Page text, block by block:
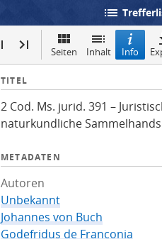
list
Seiten Inhalt Info
I
f
o
TITEL
2 Cod. Ms. jurid. 391 –
naturkundliche
METADATEN
Autoren
Unbekannt
Johannes von Buch
Godefridus de Franconia